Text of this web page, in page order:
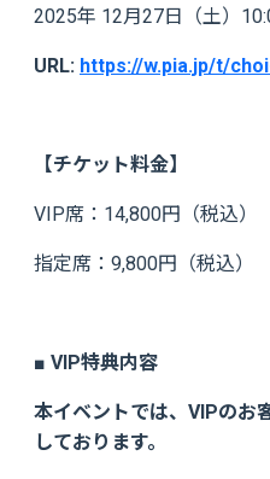
2025年 12月27日（土）
URL: https://w.pia.jp/t/
【チケット料金】
VIP席：14,800円（税込）
指定席：9,800円（税込）
■ VIP特典内容
本イベントでは、VIPのお
しております。